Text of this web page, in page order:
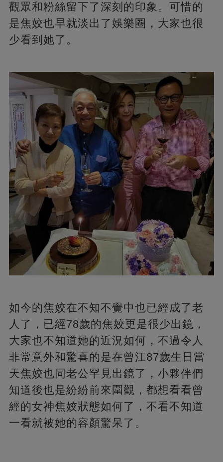
觀眾和粉絲留下了深刻的印象。可惜的
是焦姣也早就淡出了娛樂圈，大家也很
少看到她了。
如今的焦姣在不知不覺中也已經成了老
人了，已經78歲的焦姣更是很少出鏡，
大家也不知道她的近況如何，不過令人
非常意外和驚喜的是在曾江87歲生日當
天焦姣也同老公罕見出鏡了，小夥伴們
知道後也是紛紛前來圍觀，都想看看曾
經的女神焦姣狀態如何了，不看不知道
一看就被她的容顏驚呆了。